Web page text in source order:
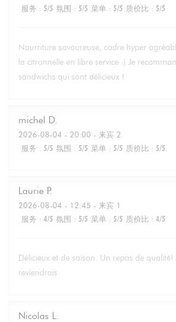
服务 : 5/5 氛围 : 5/5 菜单 : 5/5 质价比 : 5/5
Nourriture savoureuse, cadre hyper
la citronnelle en libre service :) Je
sandwichs qui sont délicieux !
michel D
2026-08-04 - 20:00 - 来宾 2
服务 : 5/5 氛围 : 5/5 菜单 : 5/5 质价比 : 5/5
Laurie P
2026-08-04 - 12:45 - 来宾 1
服务 : 4/5 氛围 : 5/5 菜单 : 5/5 质价比 : 4/5
Délicieux et de saison. Un repas de qualité!
reviendrais.
Nicolas L